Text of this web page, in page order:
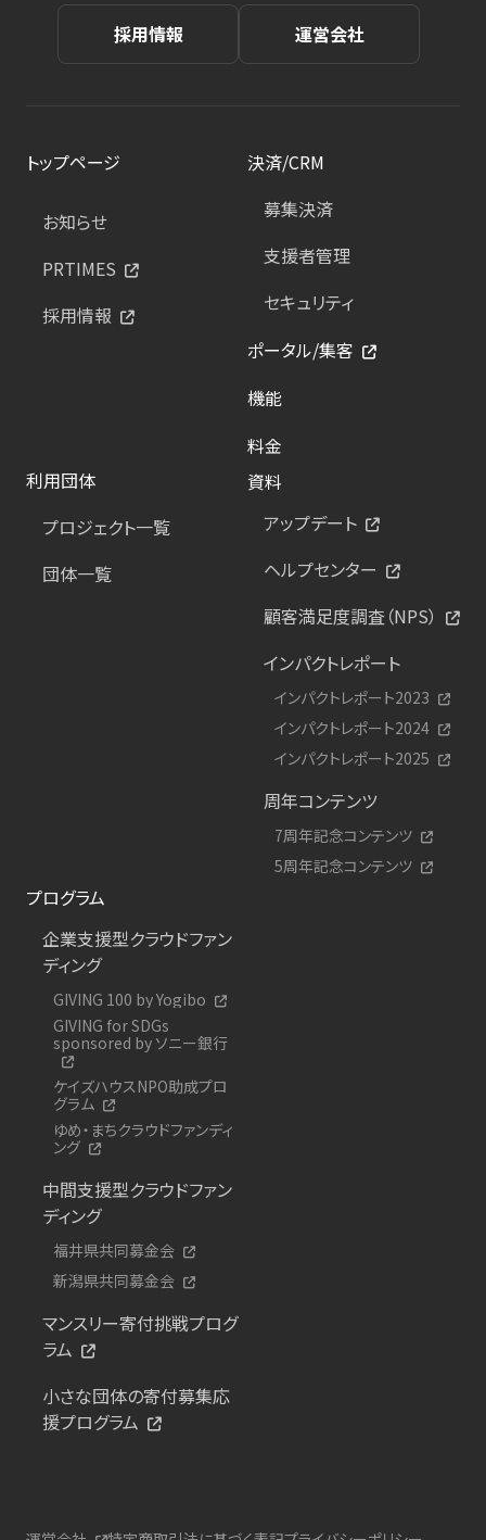
採用情報 運営会社
トップページ
お知らせ
PRTIMES
採用情報
決済/CRM
募集決済
支援者管理
セキュリティ
ポータル/集客
機能
料金
利用団体
プロジェクト一覧
団体一覧
資料
アップデート
ヘルプセンター
顧客満足度調査（NPS）
インパクトレポート
インパクトレポート2023
インパクトレポート2024
インパクトレポート2025
周年コンテンツ
7周年記念コンテンツ
5周年記念コンテンツ
プログラム
企業支援型クラウドファン
ディング
GIVING 100 by Yogibo
GIVING for SDGs
sponsored by ソニー銀行
ケイズハウスNPO助成プロ
グラム
ゆめ・まちクラウドファンディ
ング
中間支援型クラウドファン
ディング
福井県共同募金会
新潟県共同募金会
マンスリー寄付挑戦プログ
ラム
小さな団体の寄付募集応
援プログラム